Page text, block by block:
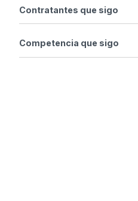
Contratantes que sigo
Competencia que sigo